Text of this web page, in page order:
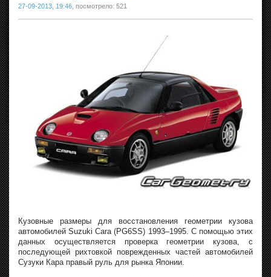
27-09-2013, 19:46 , посмотрело: 521
Кузовные размеры для восстановления геометрии кузова
автомобилей Suzuki Cara (PG6SS) 1993–1995. С помощью этих
данных осуществляется проверка геометрии кузова, с
последующей рихтовкой поврежденных частей автомобилей
Сузуки Кара правый руль для рынка Японии.